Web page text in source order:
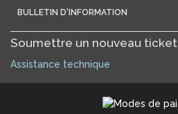
BULLETIN D'INFORMATION
Soumettre un nouveau ticket
Assistance technique